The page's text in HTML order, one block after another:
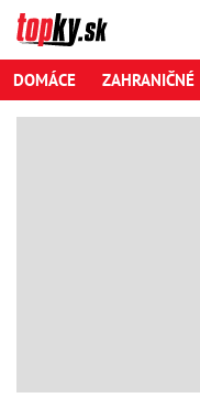
DOMÁCE ZAHRANIČNÉ